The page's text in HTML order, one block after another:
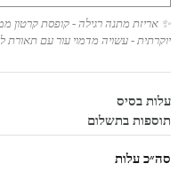
✨ אריזת מתנה רגילה - קופסת קרטון
יוקרתית - עשויה מדמוי עור עם תאורת
עלות בסיס
תוספות בתשלום
סה״כ עלות